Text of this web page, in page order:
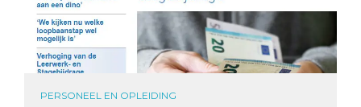
PERSONEEL EN OPLEIDING